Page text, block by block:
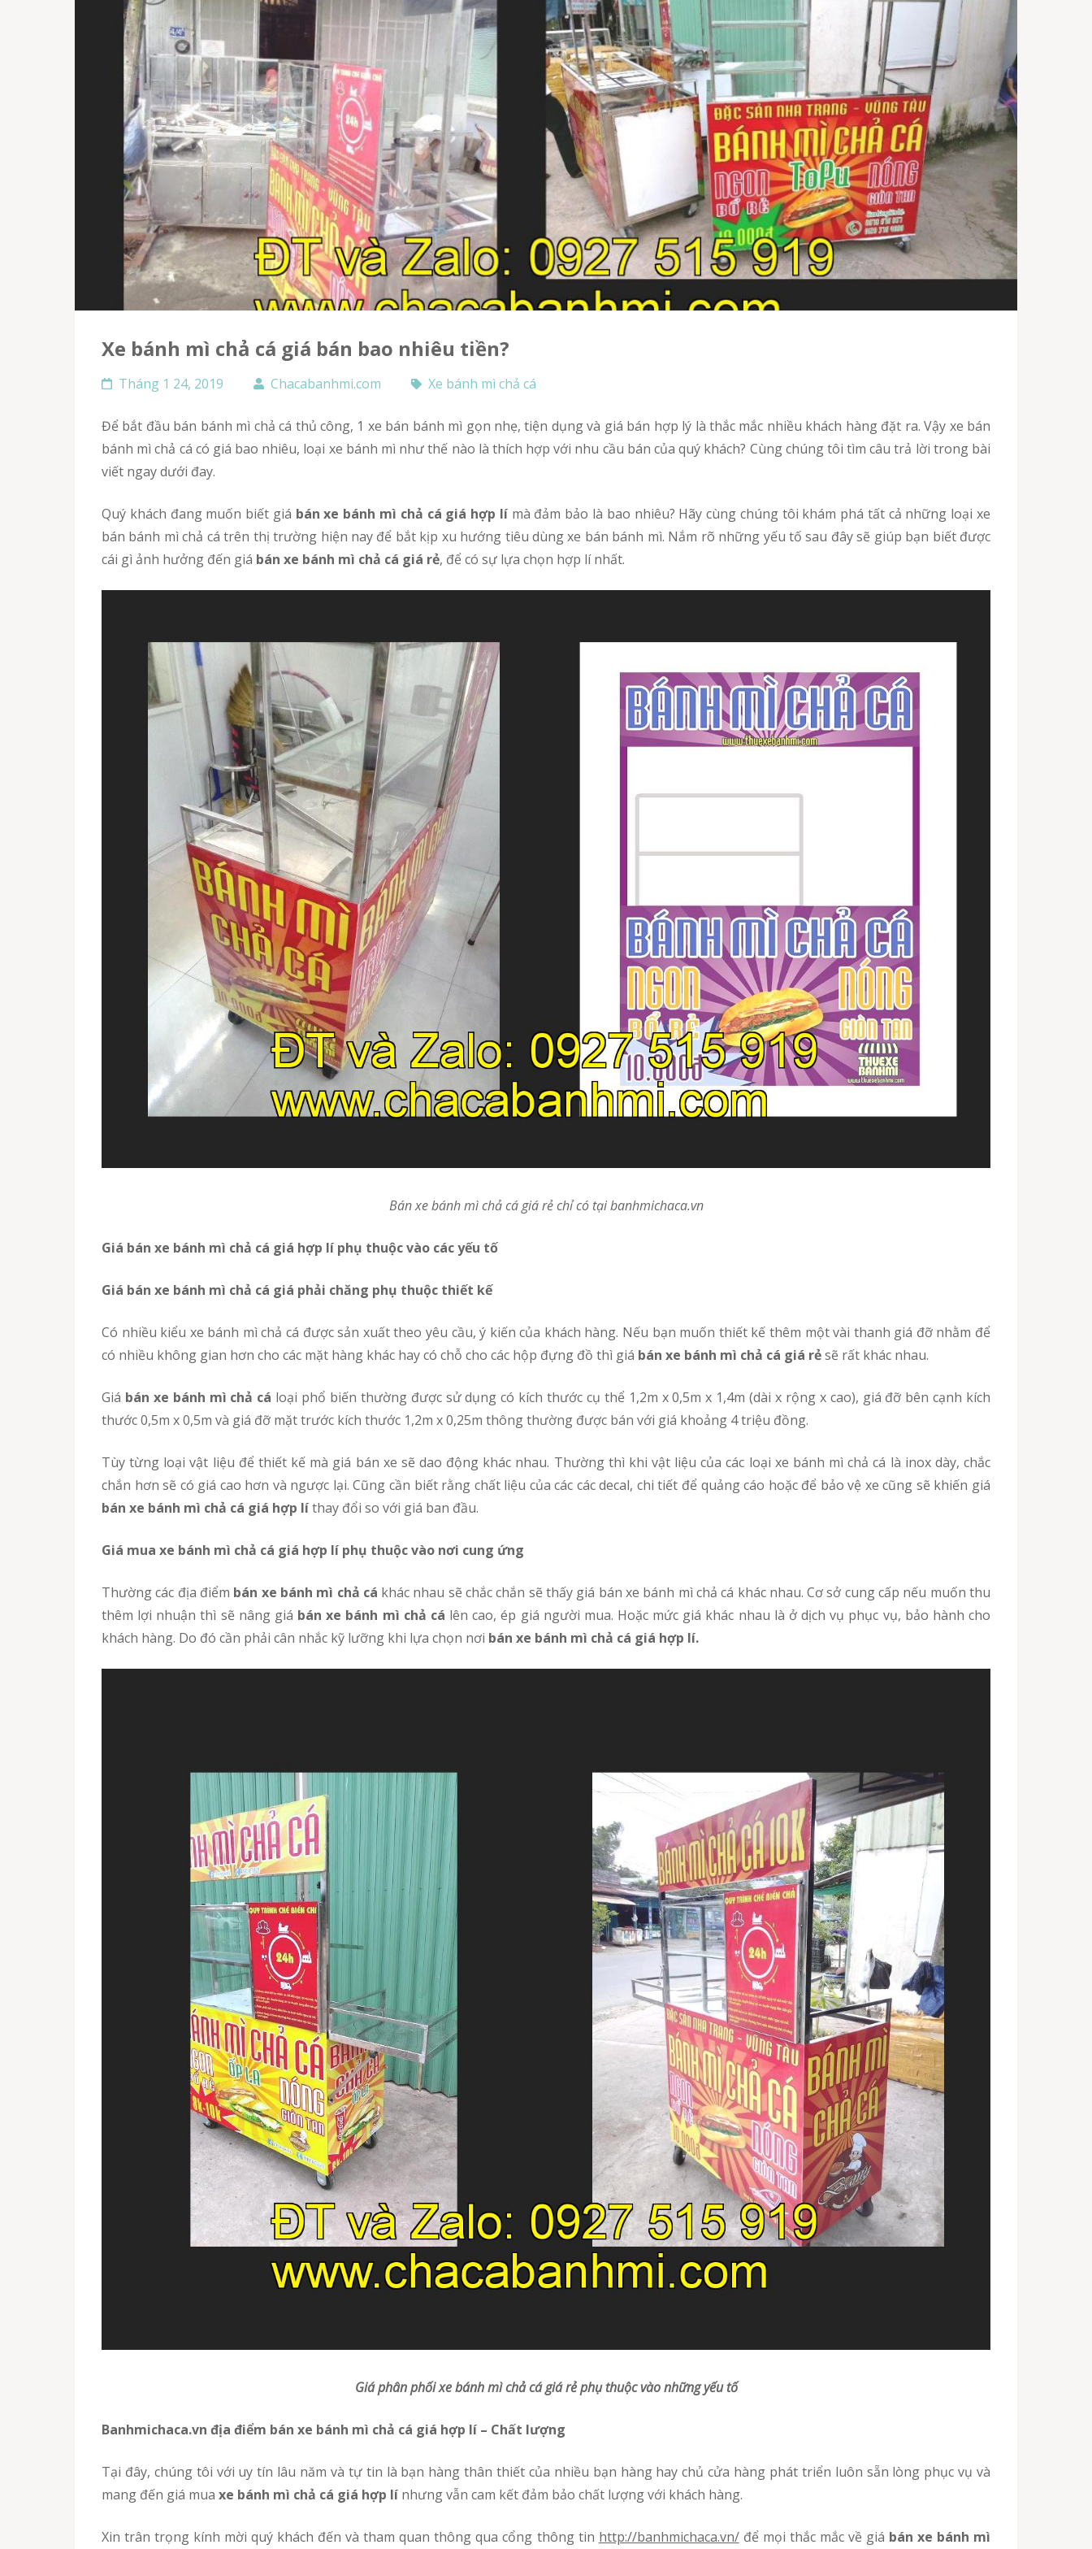
Xe bánh mì chả cá giá bán bao nhiêu tiền?
Tháng 1 24, 2019 Chacabanhmi.com Xe bánh mì chả cá
Để bắt đầu bán bánh mì chả cá thủ công, 1 xe bán bánh mì gọn nhẹ, tiện dụng và giá bán hợp lý là thắc mắc nhiều khách hàng đặt ra. Vậy xe bán
bánh mì chả cá có giá bao nhiêu, loại xe bánh mì như thế nào là thích hợp với nhu cầu bán của quý khách? Cùng chúng tôi tìm câu trả lời trong bài
viết ngay dưới đay.
Quý khách đang muốn biết giá bán xe bánh mì chả cá giá hợp límà đảm bảo là bao nhiêu? Hãy cùng chúng tôi khám phá tất cả những loại xe
bán bánh mì chả cá trên thị trường hiện nay để bắt kịp xu hướng tiêu dùng xe bán bánh mì. Nắm rõ những yếu tố sau đây sẽ giúp bạn biết được
cái gì ảnh hưởng đến giá bán xe bánh mì chả cá giá rẻ, để có sự lựa chọn hợp lí nhất.
Bánxe bánh mì chả cá giá rẻ chỉ có tại banhmichaca.vn
Giá bán xe bánh mì chả cá giá hợp lí phụ thuộc vào các yếu tố
Giá bán xe bánh mì chả cá giá phải chăng phụ thuộc thiết kế
Có nhiều kiểu xe bánh mì chả cá được sản xuất theo yêu cầu, ý kiến của khách hàng. Nếu bạn muốn thiết kế thêm một vài thanh giá đỡ nhằm để
có nhiều không gian hơn cho các mặt hàng khác hay có chỗ cho các hộp đựng đồ thì giá bán xe bánh mì chả cá giá rẻsẽ rất khác nhau.
Giá bán xe bánh mì chả cá loại phổ biến thường được sử dụng có kích thước cụ thể 1,2m x 0,5m x 1,4m (dài x rộng x cao), giá đỡ bên cạnh kích
thước 0,5m x 0,5m và giá đỡ mặt trước kích thước 1,2m x 0,25m thông thường được bán với giá khoảng 4 triệu đồng.
Tùy từng loại vật liệu để thiết kế mà giá bán xe sẽ dao động khác nhau. Thường thì khi vật liệu của các loại xe bánh mì chả cá là inox dày, chắc
chắn hơn sẽ có giá cao hơn và ngược lại. Cũng cần biết rằng chất liệu của các các decal, chi tiết để quảng cáo hoặc để bảo vệ xe cũng sẽ khiến giá
bán xe bánh mì chả cá giá hợp líthay đổi so với giá ban đầu.
Giá mua xe bánh mì chả cá giá hợp lí phụ thuộc vào nơi cung ứng
Thường các địa điểm bán xe bánh mì chả cá khác nhau sẽ chắc chắn sẽ thấy giá bán xe bánh mì chả cá khác nhau. Cơ sở cung cấp nếu muốn thu
thêm lợi nhuận thì sẽ nâng giá bán xe bánh mì chả cá lên cao, ép giá người mua. Hoặc mức giá khác nhau là ở dịch vụ phục vụ, bảo hành cho
khách hàng. Do đó cần phải cân nhắc kỹ lưỡng khi lựa chọn nơi bán xe bánh mì chả cá giá hợp lí.
Giáphân phốixe bánh mì chả cá giá rẻ phụ thuộc vào những yếu tố
Banhmichaca.vn địa điểm bán xe bánh mì chả cá giá hợp lí – Chất lượng
Tại đây, chúng tôi với uy tín lâu năm và tự tin là bạn hàng thân thiết của nhiều bạn hàng hay chủ cửa hàng phát triển luôn sẵn lòng phục vụ và
mang đến giá mua xe bánh mì chả cá giá hợp lí nhưng vẫn cam kết đảm bảo chất lượng với khách hàng.
Xin trân trọng kính mời quý khách đến và tham quan thông qua cổng thông tin http://banhmichaca.vn/để mọi thắc mắc về giá bán xe bánh mì